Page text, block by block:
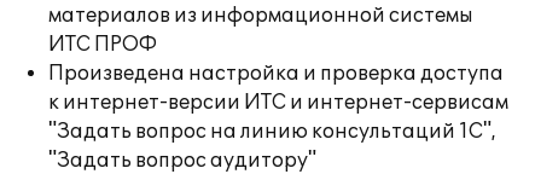
материалов из информационной системы
ИТС ПРОФ
Произведена настройка и проверка доступа
к интернет-версии ИТС и интернет-сервисам
"Задать вопрос на линию консультаций 1С",
"Задать вопрос аудитору"